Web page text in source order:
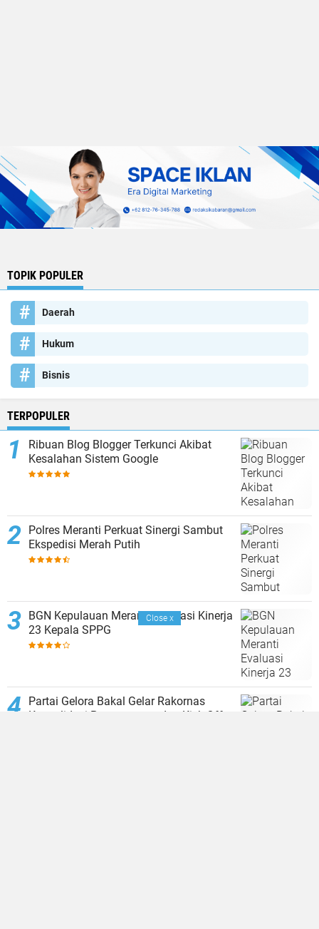
TOPIK POPULER
Daerah
Hukum
Bisnis
TERPOPULER
Ribuan Blog Blogger Terkunci Akibat
Kesalahan Sistem Google
Polres Meranti Perkuat Sinergi Sambut
Ekspedisi Merah Putih
BGN Kepulauan Meranti Evaluasi Kinerja
23 Kepala SPPG
Partai Gelora Bakal Gelar Rakornas
Konsolidasi Pemenangan dan Kick Off
Close x